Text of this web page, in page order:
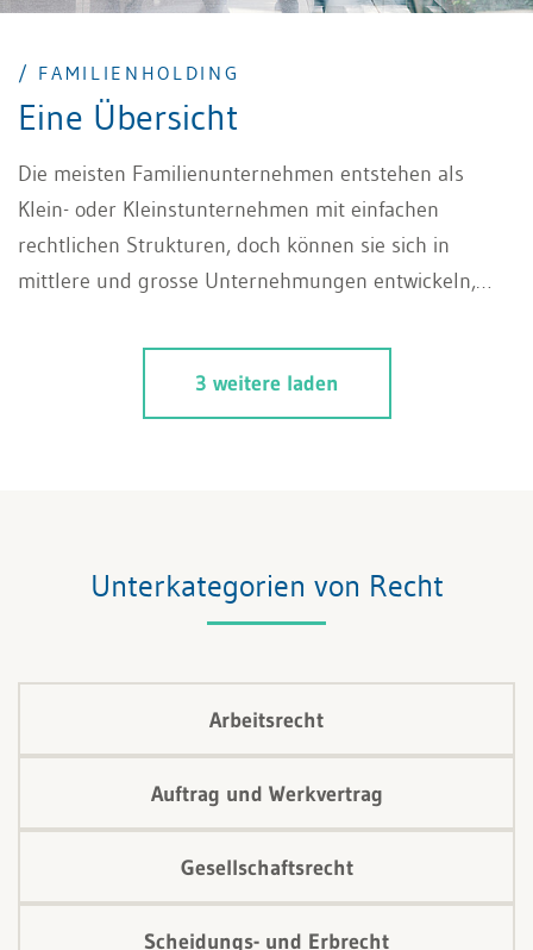
/ FAMILIENHOLDING
Eine Übersicht
Die meisten Familienunternehmen entstehen als
Klein- oder Kleinstunternehmen mit einfachen
rechtlichen Strukturen, doch können sie sich in
mittlere und grosse Unternehmungen entwickeln,
anzupassen ist.
3 weitere laden
Unterkategorien von Recht
Arbeitsrecht
Auftrag und Werkvertrag
Gesellschaftsrecht
Scheidungs- und Erbrecht